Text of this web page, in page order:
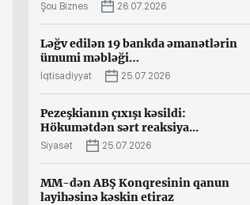
Şou Biznes 26.07.2026
Ləğv edilən 19 bankda əmanətlərin
ümumi məbləği…
İqtisadiyyat 25.07.2026
Pezeşkianın çıxışı kəsildi:
Hökumətdən sərt reaksiya...
Siyasət 25.07.2026
MM-dən ABŞ Konqresinin qanun
layihəsinə kəskin etiraz